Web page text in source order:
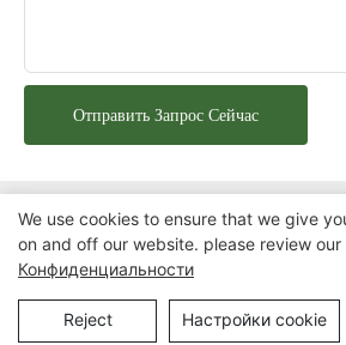
Отправить Запрос Сейчас
Авторские права © 2025 Chongqing
Manufacturing Co., Ltd. |
We use cookies to ensure that we give
on and off our website. please review our
Конфиденциальности
Reject Настройки cookie